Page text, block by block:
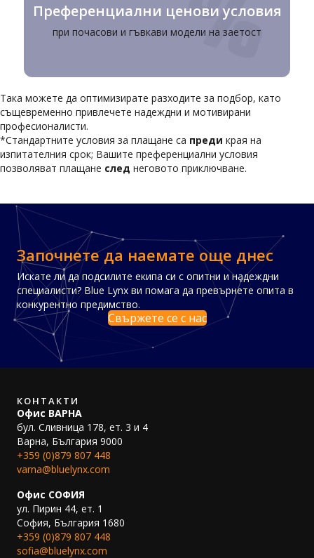
Преференциални ценови условия
при почасови и гъвкави модели на заетост
Така можете да оптимизирате разходите за подбор, като
същевременно привлечете надеждни и мотивирани
професионалисти.
*Стандартните условия за плащане са преди края на
изпитателния срок; Вашите преференциални условия
позволяват плащане след неговото приключване.
Започнете да наемате още днес
Искате ли да подсилите екипа си с опитни и надеждни
специалисти? Blue Lynx ви помага да превърнете опита в
конкурентно предимство.
Свържете се с нас
КОНТАКТИ
Офис ВАРНА
бул. Сливница 178, ет. 3 и 4
Варна, България 9000
+359 (0)879 807 448
varna@bluelynx.com
Офис СОФИЯ
ул. Пирин 44, ет. 1
София, България 1680
+359 (0)879 807 448
sofia@bluelynx.com